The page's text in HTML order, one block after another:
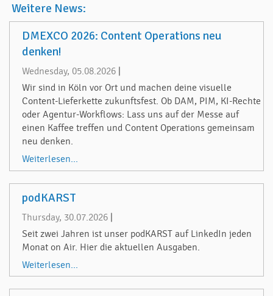
Weitere News:
DMEXCO 2026: Content Operations neu
denken!
Wednesday, 05.08.2026
Wir sind in Köln vor Ort und machen deine visuelle
Content-Lieferkette zukunftsfest. Ob DAM, PIM, KI-Rechte
oder Agentur-Workflows: Lass uns auf der Messe auf
einen Kaffee treffen und Content Operations gemeinsam
neu denken.
Weiterlesen...
podKARST
Thursday, 30.07.2026
Seit zwei Jahren ist unser podKARST auf LinkedIn jeden
Monat on Air. Hier die aktuellen Ausgaben.
Weiterlesen...